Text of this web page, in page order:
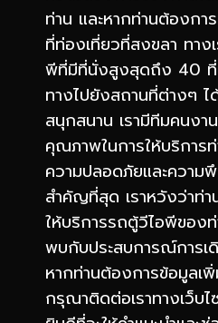
ท่าน และหากท่านต้องกา
ที่ท่องเที่ยวที่สงขลา ทาง
พีที่มีที่นั่งสูงสุดถึง 40 ที่
ทางไปยังสถานที่ต่างๆ ไ
สนุกสนาน เรามีทีมคนงา
คุณภาพในการให้บริการท่
ความปลอดภัยและความ
สำคัญที่สุด เราหวังว่าท่า
ให้บริการรถตู้วีไอพีของท่
พบกับประสบการณ์การเ
หากท่านต้องการข้อมูลเ
กรุณาติดต่อเราทางเว็บ